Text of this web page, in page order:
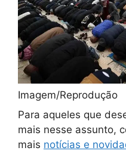
Imagem/Reprodução
Para aqueles que
mais nesse assunto,
mais notícias e